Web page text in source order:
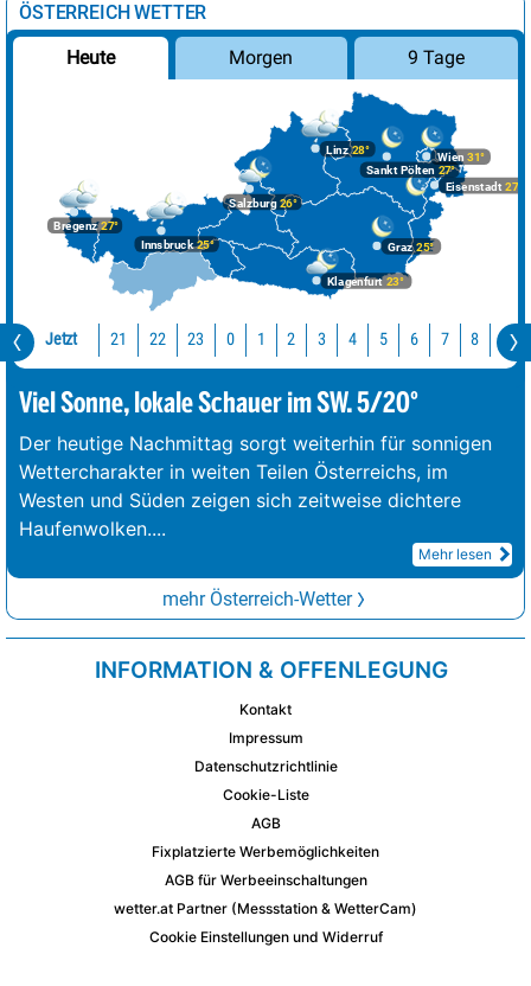
ÖSTERREICH WETTER
Heute Morgen 9 Tage
Bregenz27°
Graz25°
Innsbruck25°
Klagenfurt 23°
Linz28°
Salzburg26°
Wien 31°
Eisenstadt 27°
Sankt Pölten 27°
Jetzt 21 22 23 0 1 2 3 4 5 6 7 8
Viel Sonne, lokale Schauer im SW. 5/20°
Der heutige Nachmittag sorgt weiterhin für sonnigen
Wettercharakter in weiten Teilen Österreichs, im
Westen und Süden zeigen sich zeitweise dichtere
Haufenwolken....
Mehr lesen
mehr Österreich-Wetter
INFORMATION & OFFENLEGUNG
Kontakt
Impressum
Datenschutzrichtlinie
Cookie-Liste
AGB
Fixplatzierte Werbemöglichkeiten
AGB für Werbeeinschaltungen
wetter.at Partner (Messstation & WetterCam)
Cookie Einstellungen und Widerruf